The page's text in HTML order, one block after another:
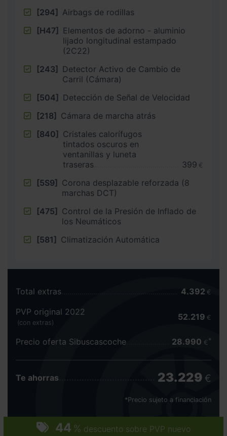
[294] Airbags de rodillas
[H47] Elementos de adorno - aluminio
lijado longitudinal estampado
(2C22)
[243] Detector Activo de Cambio de
Carril (Cámara)
[504] Detección de Señal de Velocidad
[218] Cámara de marcha atrás
[840] Cristales calorífugos
tintados oscuros en
ventanillas y luneta
traseras
399 €
[5S9] Corona desplazable reforzada (8
marchas DCT)
[475] Control de la Presión de Inflado de
los Neumáticos
[581] Climatización Automática
44 % descuento sobre PVP nuevo
Total extras 4.392 €
PVP original 2022
(con extras)
52.219 €
Precio oferta Sibuscascoche 28.990 €
Te ahorras 23.229 €
*Precio sujeto a financiación